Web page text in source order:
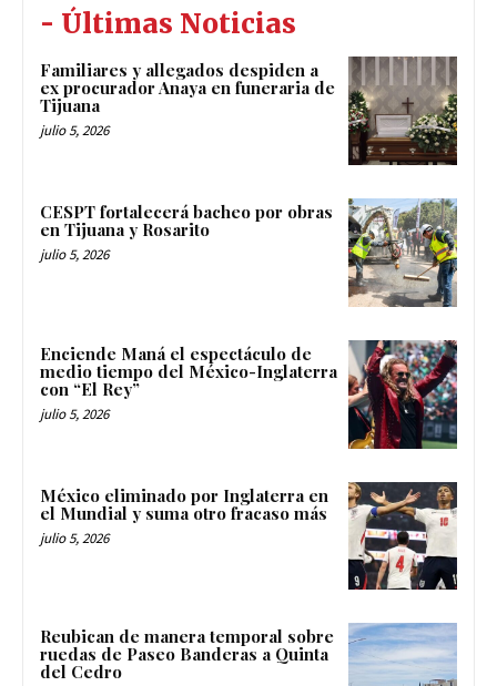
- Últimas Noticias
Familiares y allegados despiden a
ex procurador Anaya en funeraria de
Tijuana
julio 5, 2026
CESPT fortalecerá bacheo por obras
en Tijuana y Rosarito
julio 5, 2026
Enciende Maná el espectáculo de
medio tiempo del México-Inglaterra
con “El Rey”
julio 5, 2026
México eliminado por Inglaterra en
el Mundial y suma otro fracaso más
julio 5, 2026
Reubican de manera temporal sobre
ruedas de Paseo Banderas a Quinta
del Cedro